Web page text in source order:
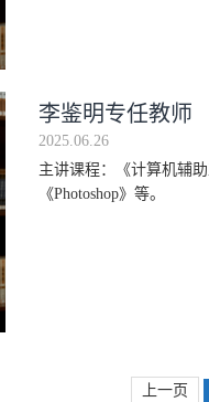
李鉴明专任教师
2025.06.26
主讲课程：《计算机辅
《Photoshop》等。
上一页